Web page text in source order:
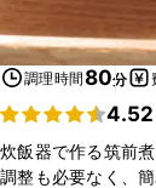
調理時間80分
4.52
炊飯器で作る筑前
調整も必要なく、